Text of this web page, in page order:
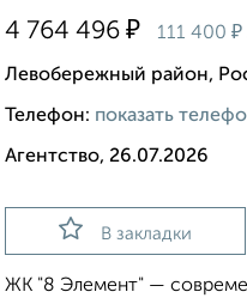
4 764 496 ₽ 111 400 ₽
Левобережный район,
Телефон: показать
Агентство, 26.07.2026
В закладки
ЖК "8 Элемент" —